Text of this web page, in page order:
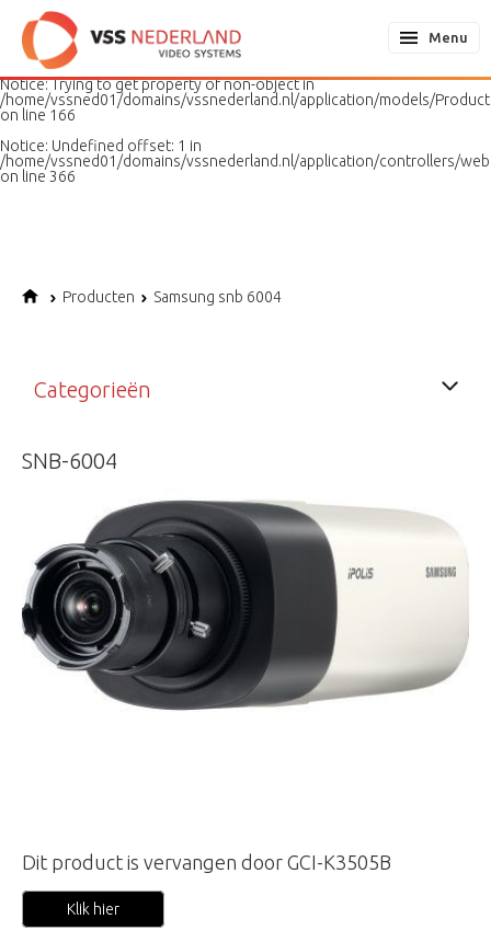
Notice: Undefined variable: page in
/home/vssned01/domains/vssnederland.nl/application/models/
on line
187
Notice: Trying to get property of non-object in
/home/vssned01/domains/vssnederland.nl/application/models/
on line 166
Notice: Undefined offset: 1 in
/home/vssned01/domains/vssnederland.nl/application/controllers/
on line 366
Menu
Producten Samsung snb 6004
Categorieën
SNB-6004
Dit product is vervangen door GCI-K3505B
Klik hier